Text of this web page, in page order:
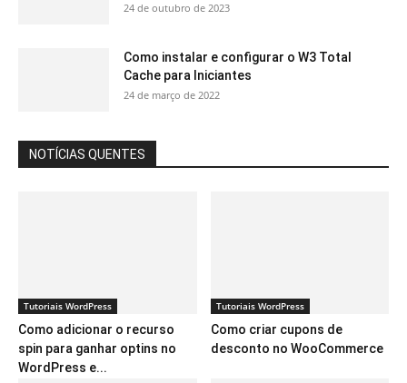
24 de outubro de 2023
Como instalar e configurar o W3 Total
Cache para Iniciantes
24 de março de 2022
NOTÍCIAS QUENTES
Tutoriais WordPress
Como adicionar o recurso
spin para ganhar optins no
WordPress e...
Tutoriais WordPress
Como criar cupons de
desconto no WooCommerce